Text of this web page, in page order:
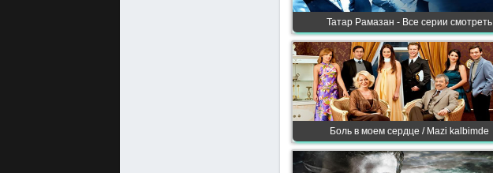
Татар Рамазан - Все серии смотреть
Боль в моем сердце / Mazi kalbimde